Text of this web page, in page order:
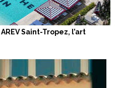
Saint-Tropez, l’art